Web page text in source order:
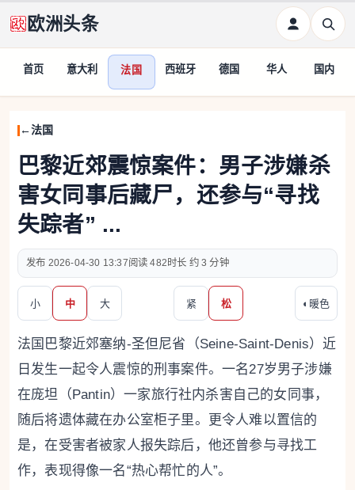
欧洲头条
首页 意大利 法国 西班牙 德国 华人 国内
法国
巴黎近郊震惊案件：男子涉嫌杀
害女同事后藏尸，还参与“寻找
失踪者” ...
2026-04-30 13:37 482 约 3 分钟
小 中 大 紧 松 ◐ 暖色
法国巴黎近郊塞纳-圣但尼省（Seine-Saint-Denis）近
日发生一起令人震惊的刑事案件。一名27岁男子涉嫌
在庞坦（Pantin）一家旅行社内杀害自己的女同事，
随后将遗体藏在办公室柜子里。更令人难以置信的
是，在受害者被家人报失踪后，他还曾参与寻找工
作，表现得像一名“热心帮忙的人”。